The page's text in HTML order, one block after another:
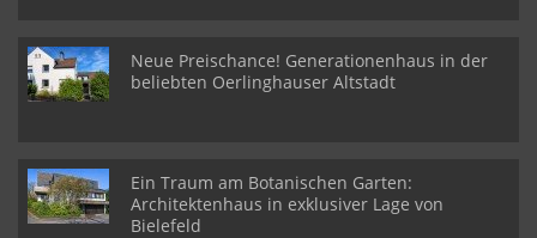
Neue Preischance! Generationenhaus in der
beliebten Oerlinghauser Altstadt
Ein Traum am Botanischen Garten:
Architektenhaus in exklusiver Lage von
Bielefeld